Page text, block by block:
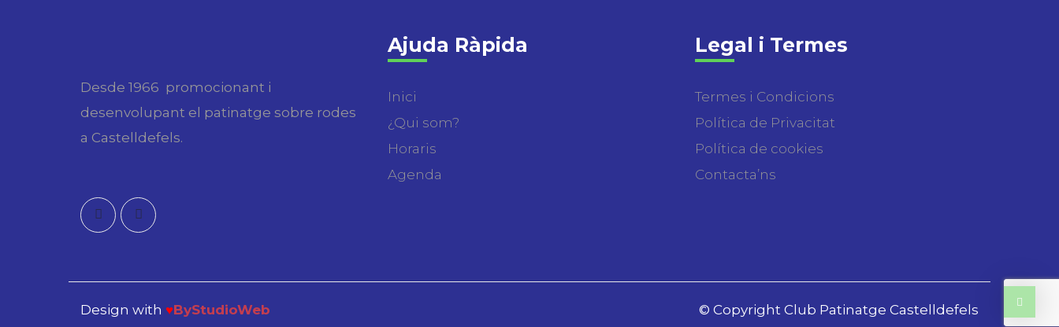
Desde 1966 promocionant i
desenvolupant el patinatge sobre rodes
a Castelldefels.
Ajuda Ràpida
Inici
¿Qui som?
Horaris
Agenda
Legal i Termes
Termes i Condicions
Política de Privacitat
Política de cookies
Contacta’ns
Design with ♥ByStudioWeb © Copyright Club Patinatge Castelldefels